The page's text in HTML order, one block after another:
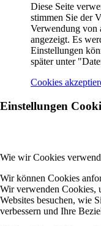
Diese Seite
stimmen Sie der
Verwendung von
angezeigt. Es
Einstellungen
später unter
Cookies
Einstellungen
Wie wir Cookies
Wir können Cookies
Wir verwenden Cookies,
Websites besuchen, wie
verbessern und Ihre